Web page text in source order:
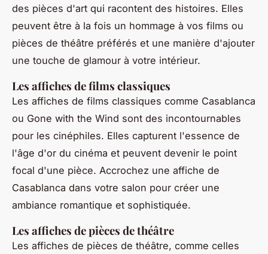
des pièces d'art qui racontent des histoires. Elles
peuvent être à la fois un hommage à vos films ou
pièces de théâtre préférés et une manière d'ajouter
une touche de glamour à votre intérieur.
Les affiches de films classiques
Les affiches de films classiques comme Casablanca
ou Gone with the Wind sont des incontournables
pour les cinéphiles. Elles capturent l'essence de
l'âge d'or du cinéma et peuvent devenir le point
focal d'une pièce. Accrochez une affiche de
Casablanca dans votre salon pour créer une
ambiance romantique et sophistiquée.
Les affiches de pièces de théâtre
Les affiches de pièces de théâtre, comme celles